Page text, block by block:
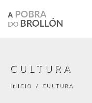
CULTURA
INICIO / CULTURA